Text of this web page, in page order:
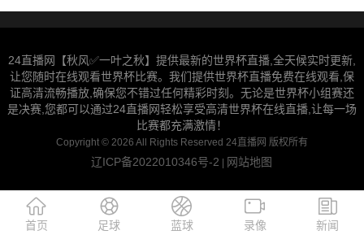
24直播网【秋风✅一叶之秋】提供最新的世界杯直播,全天候实时更新,
让您随时在线观看世界杯比赛。我们提供世界杯直播免费在线观看,保
证高清流畅播放,确保您不错过任何精彩时刻。无论是世界杯小组赛还
是决赛,您都可以通过24直播网轻松享受高清世界杯在线直播,让每一场
比赛都充满激情！
Copyright © 2026 All Rights Reserved 24直播网 版权所有
辽ICP备2022010346号-2 | 网站地图
首页 足球 蓝球 录像 新闻